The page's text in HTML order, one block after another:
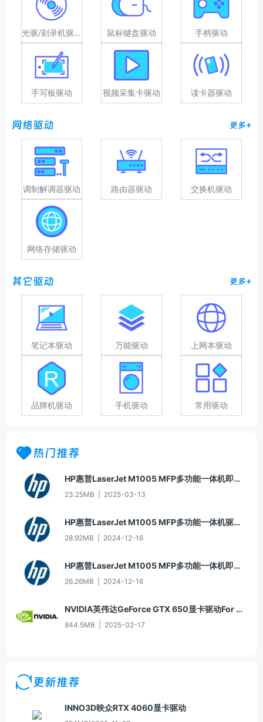
光驱/刻录机驱动 鼠标键盘驱动 手柄驱动
手写板驱动 视频采集卡驱动 读卡器驱动
网络驱动 更多+
调制解调器驱动 路由器驱动 交换机驱动
网络存储驱动
其它驱动 更多+
笔记本驱动 万能驱动 上网本驱动
品牌机驱动 手机驱动 常用驱动
热门推荐
HP惠普LaserJet M1005 MFP多功能一体机即插即用驱动20070326版For Win7
23.25MB 2025-03-13
HP惠普LaserJet M1005 MFP多功能一体机驱动20060913版For Win2000/XP
28.92MB 2024-12-16
HP惠普LaserJet M1005 MFP多功能一体机即插即用驱动20070326版For Vista
26.26MB 2024-12-16
NVIDIA英伟达GeForce GTX 650显卡驱动For Win10-64
844.5MB 2025-02-17
更新推荐
INNO3D映众RTX 4060显卡驱动